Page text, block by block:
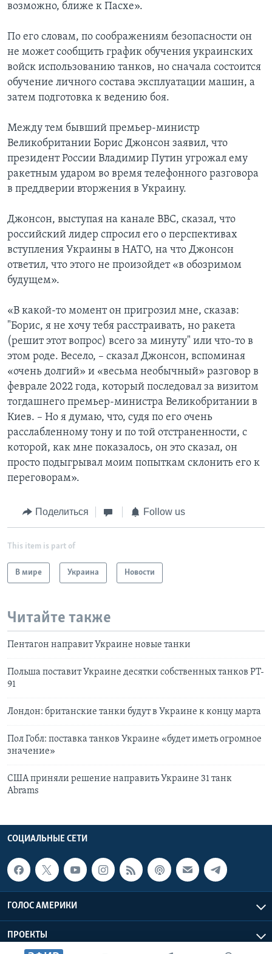
возможно, ближе к Пасхе».
По его словам, по соображениям безопасности он
не может сообщить график обучения украинских
войск использованию танков, но сначала состоится
обучение личного состава эксплуатации машин, а
затем подготовка к ведению боя.
Между тем бывший премьер-министр
Великобритании Борис Джонсон заявил, что
президент России Владимир Путин угрожал ему
ракетным ударом во время телефонного разговора
в преддверии вторжения в Украину.
Джонсон, выступая на канале BBC, сказал, что
российский лидер спросил его о перспективах
вступления Украины в НАТО, на что Джонсон
ответил, что этого не произойдет «в обозримом
будущем».
«В какой-то момент он пригрозил мне, сказав:
"Борис, я не хочу тебя расстраивать, но ракета
(решит этот вопрос) всего за минуту" или что-то в
этом роде. Весело, – сказал Джонсон, вспоминая
«очень долгий» и «весьма необычный» разговор в
феврале 2022 года, который последовал за визитом
тогдашнего премьер-министра Великобритании в
Киев. – Но я думаю, что, судя по его очень
расслабленному тону и по той отстраненности, с
которой, как мне показалось, он это сказал, он
просто подыгрывал моим попыткам склонить его к
переговорам».
Поделиться Follow us
This item is part of
В мире Украина Новости
Читайте также
Пентагон направит Украине новые танки
Польша поставит Украине десятки собственных танков PT-
91
Лондон: британские танки будут в Украине к концу марта
Пол Гобл: поставка танков Украине «будет иметь огромное
значение»
США приняли решение направить Украине 31 танк
Abrams
СОЦИАЛЬНЫЕ СЕТИ
ГОЛОС АМЕРИКИ
ПРОЕКТЫ